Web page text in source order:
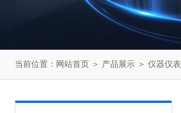
当前位置： 网站首页 ＞ 产品展示 ＞ 仪器仪表